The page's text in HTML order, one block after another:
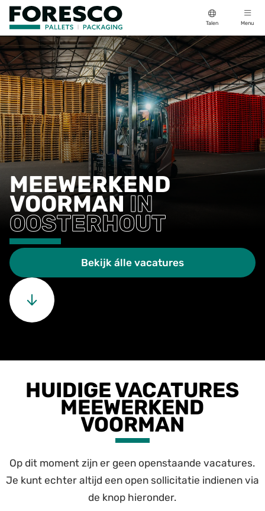
Talen Menu
MEEWERKEND
VOORMAN IN
OOSTERHOUT
Bekijk álle vacatures
HUIDIGE VACATURES
MEEWERKEND
VOORMAN
Op dit moment zijn er geen openstaande vacatures.
Je kunt echter altijd een open sollicitatie indienen via
de knop hieronder.